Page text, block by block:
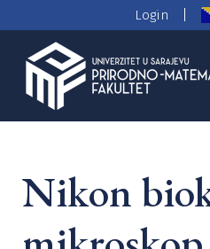
Login
Naučnoistraživačka
Nikon